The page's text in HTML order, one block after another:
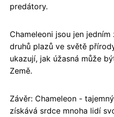
predátory.
Chameleoni jsou jen
druhů plazů ve světě
ukazují, jak úžasná může
Země.
Závěr: Chameleon -
získává srdce mnoha lidí